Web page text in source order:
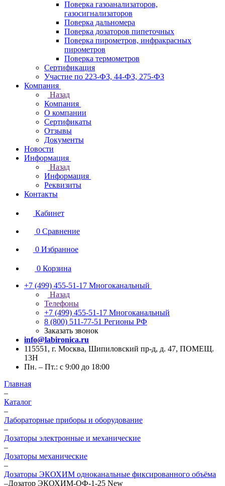
Поверка газоанализаторов,
газосигнализаторов
Поверка дальномера
Поверка дозаторов пипеточных
Поверка пирометров, инфракрасных
пирометров
Поверка термометров
Сертификация
Участие по 223-ФЗ, 44-ФЗ, 275-ФЗ
Компания
Назад
Компания
О компании
Сертификаты
Отзывы
Документы
Новости
Информация
Назад
Информация
Реквизиты
Контакты
Кабинет
0 Сравнение
0 Избранное
0 Корзина
+7 (499) 455-51-17 Многоканальный
Назад
Телефоны
+7 (499) 455-51-17 Многоканальный
8 (800) 511-77-51 Регионы РФ
Заказать звонок
info@labironica.ru
115551, г. Москва, Шипиловский пр-д, д. 47, ПОМЕЩ.
13Н
Пн. – Пт.: с 9:00 до 18:00
Главная
–
Каталог
–
Лабораторные приборы и оборудование
–
Дозаторы электронные и механические
–
Дозаторы механические
–
Дозаторы ЭКОХИМ одноканальные фиксированного объёма
–Дозатор ЭКОХИМ-ОФ-1-25 New